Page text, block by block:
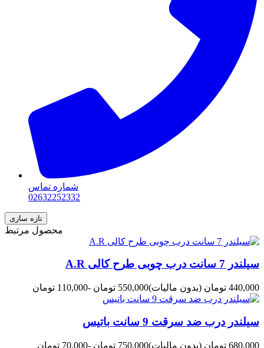
شماره تماس
02632252332
محصول مرتبط
سیلندر 7 سانت درب چوبی طرح کالی A.R
440,000 تومان (بدون مالیات)550,000 تومان -110,000 تومان
سیلندر درب ضد سرقت 9 سانت باتیس
680,000 تومان (بدون مالیات)750,000 تومان -70,000 تومان